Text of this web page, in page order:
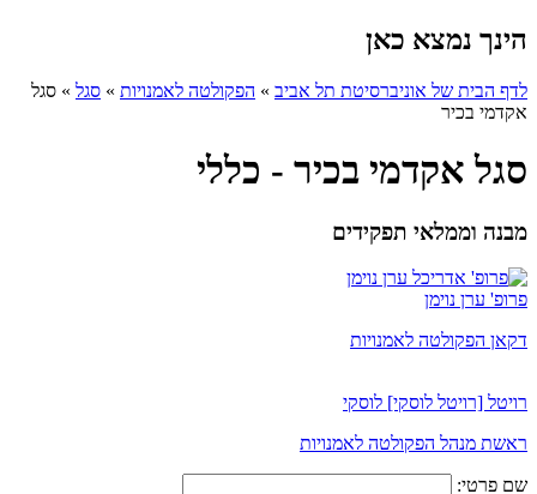
הינך נמצא כאן
לדף הבית של אוניברסיטת תל אביב » הפקולטה לאמנויות » סגל » סגל
אקדמי בכיר
סגל אקדמי בכיר - כללי
מבנה וממלאי תפקידים
פרופ' ערן נוימן
דקאן הפקולטה לאמנויות
רויטל [רויטל לוסקי] לוסקי
ראשת מנהל הפקולטה לאמנויות
שם פרטי: